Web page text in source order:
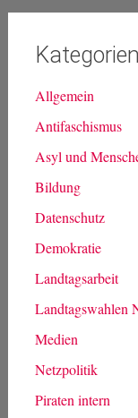
Kebekus Kirche
NSAPiraten
RefugeesWelcome
STOPPACTA
Tempora TTIP
Kategorien
Allgemein
Antifaschismus
Asyl und
Bildung